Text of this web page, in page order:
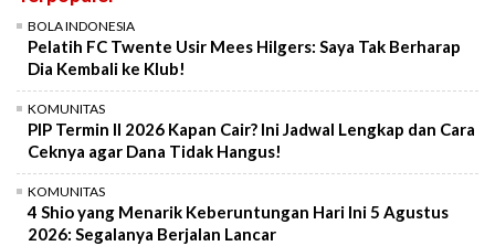
BOLA INDONESIA
Pelatih FC Twente Usir Mees Hilgers: Saya Tak Berharap
Dia Kembali ke Klub!
KOMUNITAS
PIP Termin II 2026 Kapan Cair? Ini Jadwal Lengkap dan Cara
Ceknya agar Dana Tidak Hangus!
KOMUNITAS
4 Shio yang Menarik Keberuntungan Hari Ini 5 Agustus
2026: Segalanya Berjalan Lancar